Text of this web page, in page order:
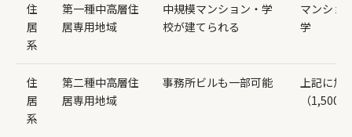
住
居
系
第一種中高層住
居専用地域
中規模マンション・学
校が建てられる
マンショ
学
住
居
系
第二種中高層住
居専用地域
事務所ビルも一部可能
上記に加
（1,500